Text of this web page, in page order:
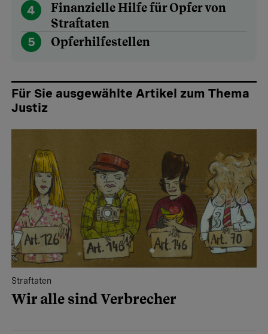
4
Finanzielle Hilfe für Opfer von
Straftaten
5
Opferhilfestellen
Für Sie ausgewählte Artikel zum Thema
Justiz
Straftaten
Wir alle sind Verbrecher